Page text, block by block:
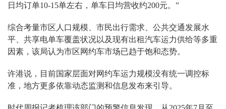
日均订单10-15单左右，单车日均营收约200元。”
综合考量市区人口规模、市民出行需求、公共交通发展水
平、共享电单车覆盖状况以及现有出租汽车运力供给等多重
因素，该局认为市区网约车市场已趋于饱和态势。
许港说，目前国家层面对网约车运力规模没有统一调控标
准，地方更多依靠动态监测和信息发布来引导。